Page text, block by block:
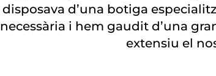
disposava d’una botiga
necessària i hem gaudit d’una
extensiu el